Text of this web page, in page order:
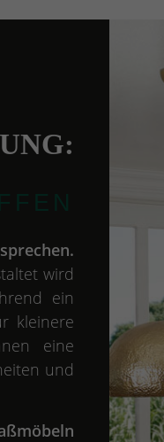
wird
ein
kleinere
eine
und